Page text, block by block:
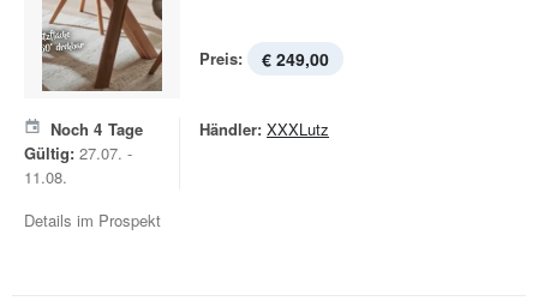
Preis: € 249,00
Noch 4 Tage
Gültig: 27.07. -
11.08.
Händler: XXXLutz
Details im Prospekt